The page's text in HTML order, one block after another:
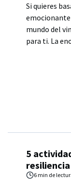
Si quieres
emocionante
mundo del
para ti. La
5
resiliencia
6 min de